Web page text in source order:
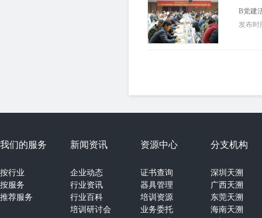
B党建
发布时
我们的服务
按行业
按服务
推荐服务
新闻资讯
企业动态
行业资讯
行业百科
培训研讨会
资源中心
证书查询
器具管理
培训资源
业务委托
分支机构
深圳天溯
广西天溯
东莞天溯
海南天溯